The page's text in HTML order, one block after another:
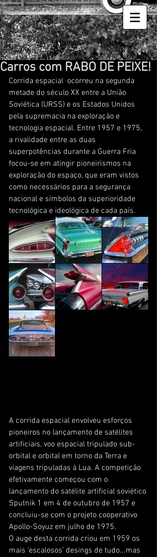
Carros com RABO DE PEIXE!
Corrida espacial  ocorreu na segunda
metade do século XX entre a União
Soviética (URSS) e os Estados Unidos
pela supremacia na exploração e
tecnologia espacial. Entre 1957 e 1975,
a rivalidade entre as duas
superpotências durante a Guerra Fria
focou-se em atingir pioneirismos na
exploração do espaço, que eram vistos
como necessários para a segurança
nacional e símbolos da superioridade
tecnológica e ideológica de cada país.
A corrida espacial envolveu esforços
pioneiros no lançamento de satélites
artificiais, voo espacial tripulado sub-
orbital e orbital em torno da Terra e
viagens tripuladas à Lua. A competição
efetivamente começou com o
lançamento do satélite artificial soviético
Sputnik 1 em 4 de outubro de 1957 e
concluiu-se com o projeto cooperativo
Apollo-Soyuz em julho de 1975.
O auge desta corrida criou em 1959 os
mais ‘escalosos’ desings de tudo...mas